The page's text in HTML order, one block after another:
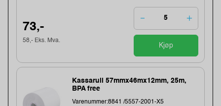
73,-
58,- Eks. Mva.
Kjøp
Kassarull 57mmx46mx12mm, 25m,
BPA free
Varenummer:8841 /5557-2001-X5